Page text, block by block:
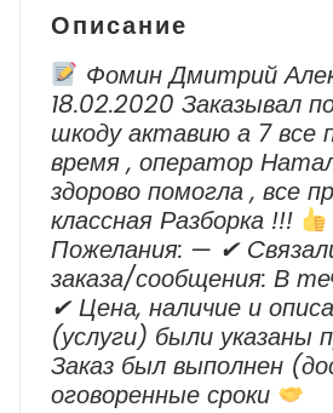
Описание
Фомин Дмитрий
18.02.2020 Заказывал
шкоду актавию а 7 все
время , оператор
здорово помогла , все
классная Разборка !!!
Пожелания: — ✔
заказа/сообщения: В
✔ Цена, наличие и
(услуги) были указаны
Заказ был выполнен
оговоренные сроки